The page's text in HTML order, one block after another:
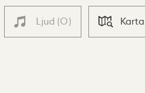
Ljud (0) Karta